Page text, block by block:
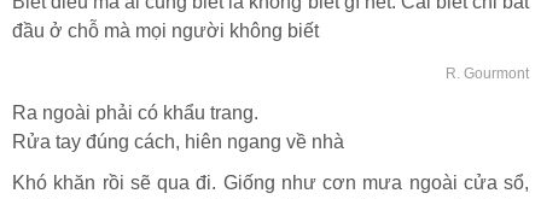
đầu ở chỗ mà mọi người không biết
R. Gourmont
Ra ngoài phải có khẩu trang.
Rửa tay đúng cách, hiên ngang về nhà
Khó khăn rồi sẽ qua đi. Giống như cơn mưa ngoài cửa sổ,